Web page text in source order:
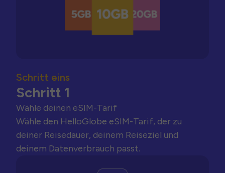
Schritt eins
Schritt 1
Wähle deinen eSIM-Tarif
Wähle den HelloGlobe eSIM-Tarif, der zu
deiner Reisedauer, deinem Reiseziel und
deinem Datenverbrauch passt.